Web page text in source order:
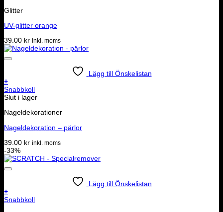
Glitter
UV-glitter orange
39.00 kr inkl. moms
Lägg till Önskelistan
+
Snabbkoll
Slut i lager
Nageldekorationer
Nageldekoration – pärlor
39.00 kr inkl. moms
-33%
Lägg till Önskelistan
+
Snabbkoll